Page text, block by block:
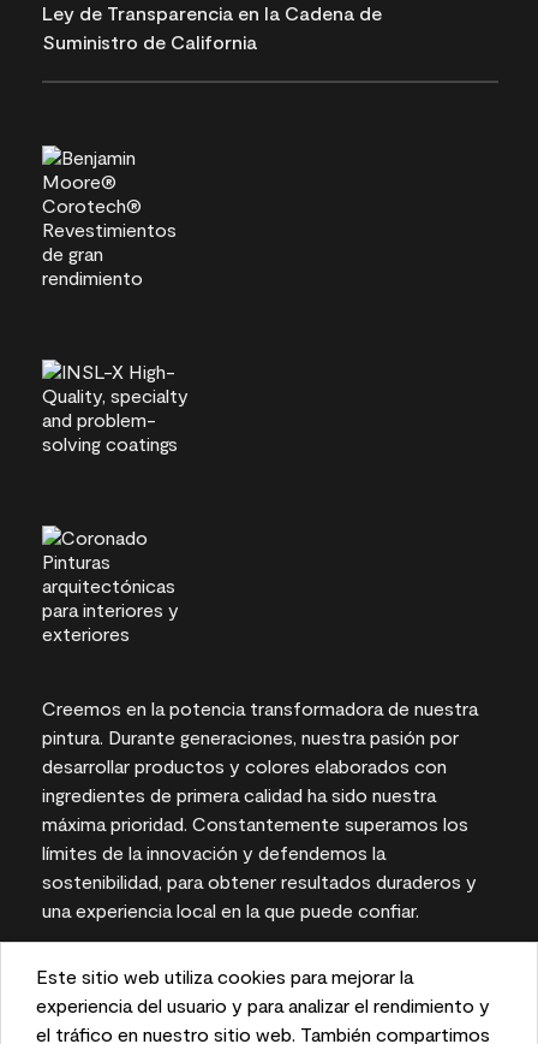
This website uses cookies to enhance user experience
and to analyze performance and traffic on our website.
Este sitio web utiliza cookies para mejorar la
experiencia del usuario y para analizar el rendimiento y
el tráfico en nuestro sitio web. También compartimos
Ley de Transparencia en la Cadena de
Suministro de California
Creemos en la potencia transformadora de nuestra
pintura. Durante generaciones, nuestra pasión por
desarrollar productos y colores elaborados con
ingredientes de primera calidad ha sido nuestra
máxima prioridad. Constantemente superamos los
límites de la innovación y defendemos la
sostenibilidad, para obtener resultados duraderos y
una experiencia local en la que puede confiar.
Las representaciones del color en pantallas e